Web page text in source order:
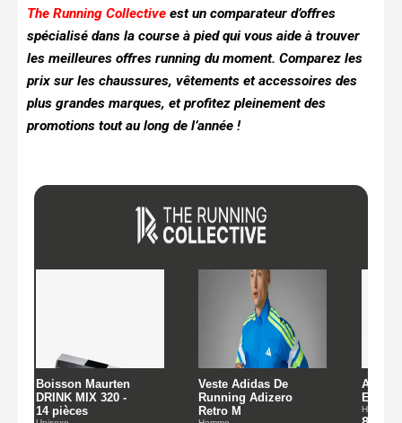
The Running Collective est un comparateur d’offres
spécialisé dans la course à pied qui vous aide à trouver
les meilleures offres running du moment. Comparez les
prix sur les chaussures, vêtements et accessoires des
plus grandes marques, et profitez pleinement des
promotions tout au long de l’année !